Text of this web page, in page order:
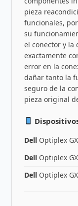
pieza
funcionales,
su
el conector y la
exactamente
error en la
dañar tanto la
seguro de la
pieza original
Dell Optiplex
Dell Optiplex
Dell Optiplex